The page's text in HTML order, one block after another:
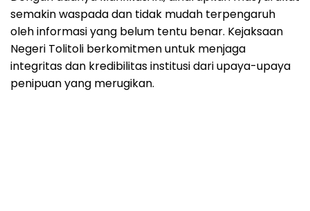
semakin waspada dan tidak mudah terpengaruh
oleh informasi yang belum tentu benar. Kejaksaan
Negeri Tolitoli berkomitmen untuk menjaga
integritas dan kredibilitas institusi dari upaya-upaya
penipuan yang merugikan.